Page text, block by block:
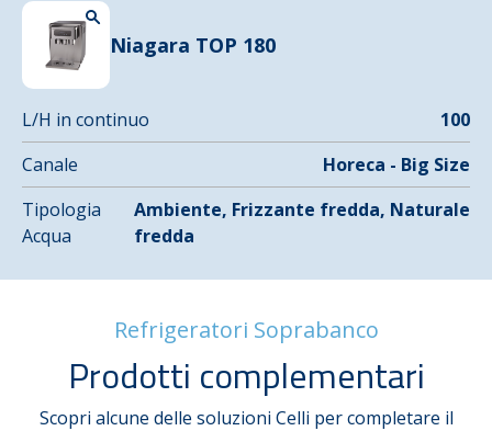
Niagara TOP 180
L/H in continuo
100
Canale
Horeca - Big Size
Tipologia
Acqua
Ambiente, Frizzante fredda, Naturale
fredda
Refrigeratori Soprabanco
Prodotti complementari
Scopri alcune delle soluzioni Celli per completare il